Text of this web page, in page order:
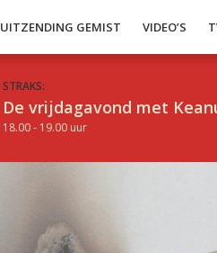
UITZENDING GEMIST VIDEO’S
STRAKS:
De vrijdagavond met
18.00 - 19.00 uur